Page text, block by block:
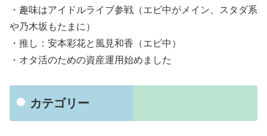
・趣味はアイドルライブ参戦（エビ中がメイン、スタダ系
や乃木坂もたまに）
・推し：安本彩花と風見和香（エビ中）
・オタ活のための資産運用始めました
カテゴリー